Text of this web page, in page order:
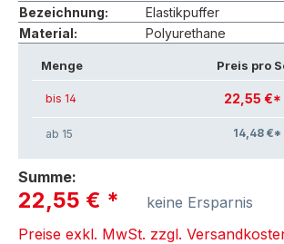
Bezeichnung:
Elastikpuffer
Material:
Polyurethane
Menge Preis pro
bis 14 22,55 €*
ab 15 14,48 €*
Summe:
22,55 € *
keine Ersparnis
Preise exkl. MwSt. zzgl.